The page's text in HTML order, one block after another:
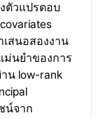
ตัวแปรตอบ
เสนอสองงาน
นยำของการ
น low-rank
น์จาก